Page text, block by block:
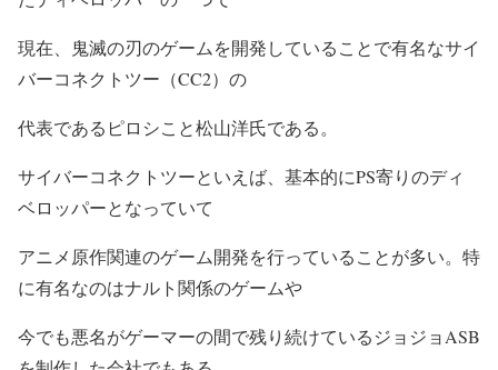
現在、鬼滅の刃のゲームを開発していることで有名なサイ
バーコネクトツー（CC2） の
代表であるピロシこと松山洋氏である。
サイバーコネクトツーといえば、基本的にPS寄りのディ
ベロッパーとなっていて
アニメ原作関連のゲーム開発を行っていることが多い。特
に有名なのはナルト関係のゲームや
今でも悪名がゲーマーの間で残り続けているジョジョASB